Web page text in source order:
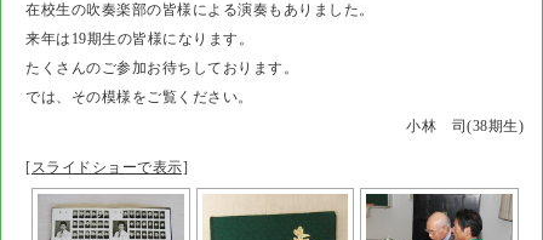
在校生の吹奏楽部の皆様による演奏もありました。
来年は19期生の皆様になります。
たくさんのご参加お待ちしております。
では、その模様をご覧ください。
小林 司(38期生)
[スライドショーで表示]